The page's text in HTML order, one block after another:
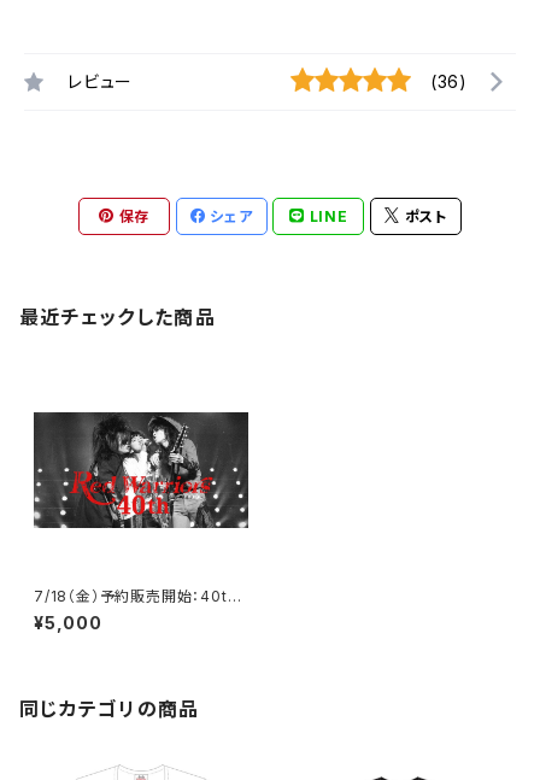
レビュー (36)
保存 シェア LINE ポスト
最近チェックした商品
7/18（金）予約販売開始：40th
原点回帰Tour “Oh My God”
限定Tシャツ２種類 - 7/31予約
¥5,000
同じカテゴリの商品